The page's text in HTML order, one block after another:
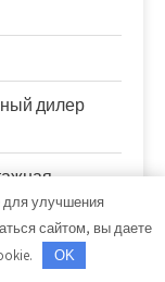
дилер
для улучшения
сайтом, вы даете
OK